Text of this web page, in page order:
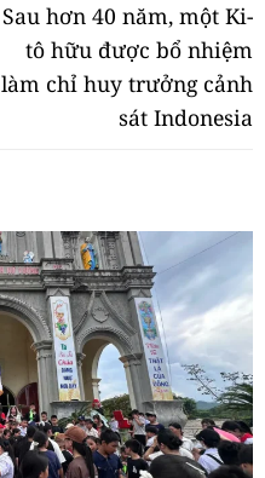
Sau hơn 40 năm, một Ki-
tô hữu được bổ nhiệm
làm chỉ huy trưởng cảnh
sát Indonesia